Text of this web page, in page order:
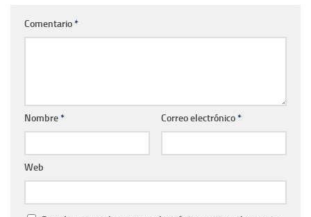
Comentario*
Nombre* Correo electrónico*
Web